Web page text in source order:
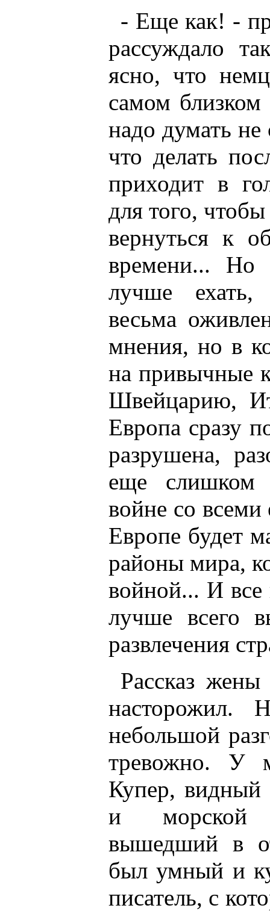
- Еще как! -
рассуждало
ясно, что
самом
надо думать не
что делать
приходит в
для того,
вернуться к
времени... Но
лучше ехать,
весьма
мнения, но в
на привычные
Швейцарию,
Европа сразу
разрушена,
еще слишком
войне со
Европе будет
районы мира,
войной... И все
лучше всего
развлечения
Рассказ
насторожил.
небольшой
тревожно. У
Купер, видный
и морской
вышедший в
был умный и
писатель, с